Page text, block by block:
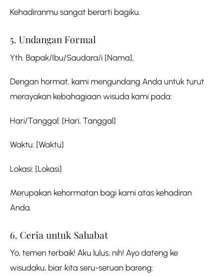
Kehadiranmu sangat berarti bagiku.
5. Undangan Formal
Yth. Bapak/Ibu/Saudara/i [Nama],
Dengan hormat, kami mengundang Anda untuk turut
merayakan kebahagiaan wisuda kami pada:
Hari/Tanggal: [Hari, Tanggal]
Waktu: [Waktu]
Lokasi: [Lokasi]
Merupakan kehormatan bagi kami atas kehadiran
Anda.
6. Ceria untuk Sahabat
Yo, temen terbaik! Aku lulus, nih! Ayo dateng ke
wisudaku, biar kita seru-seruan bareng: